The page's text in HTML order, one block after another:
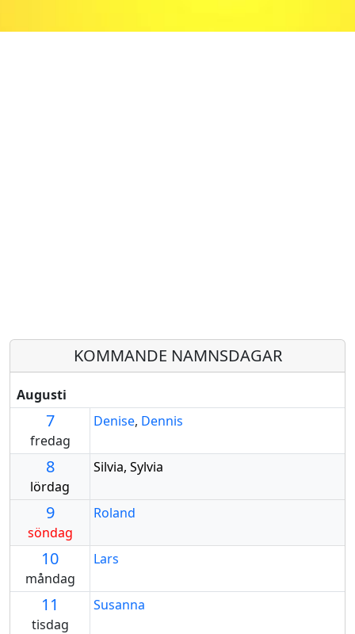
KOMMANDE NAMNSDAGAR
Augusti
7
fredag
Denise, Dennis
8
lördag
Silvia, Sylvia
9
söndag
Roland
10
måndag
Lars
11
tisdag
Susanna